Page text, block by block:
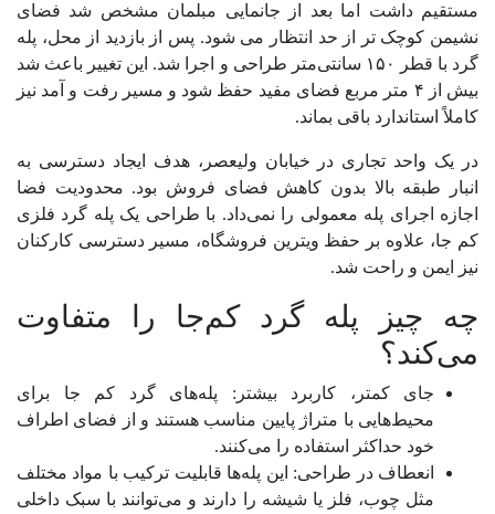
مستقیم داشت اما بعد از جانمایی مبلمان مشخص شد فضای
نشیمن کوچک تر از حد انتظار می شود. پس از بازدید از محل، پله
گرد با قطر ۱۵۰ سانتی‌متر طراحی و اجرا شد. این تغییر باعث شد
بیش از ۴ متر مربع فضای مفید حفظ شود و مسیر رفت و آمد نیز
کاملاً استاندارد باقی بماند.
در یک واحد تجاری در خیابان ولیعصر، هدف ایجاد دسترسی به
انبار طبقه بالا بدون کاهش فضای فروش بود. محدودیت فضا
اجازه اجرای پله معمولی را نمی‌داد. با طراحی یک پله گرد فلزی
کم جا، علاوه بر حفظ ویترین فروشگاه، مسیر دسترسی کارکنان
نیز ایمن و راحت شد.
چه چیز پله گرد کم‌جا را متفاوت
می‌کند؟
جای کمتر، کاربرد بیشتر: پله‌های گرد کم جا برای
محیط‌هایی با متراژ پایین مناسب هستند و از فضای اطراف
خود حداکثر استفاده را می‌کنند.
انعطاف در طراحی: این پله‌ها قابلیت ترکیب با مواد مختلف
مثل چوب، فلز یا شیشه را دارند و می‌توانند با سبک داخلی